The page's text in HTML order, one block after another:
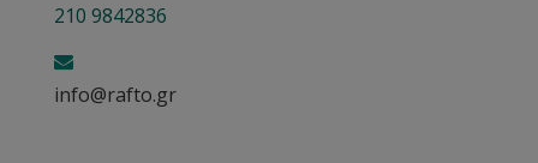
210 9842836
info@rafto.gr